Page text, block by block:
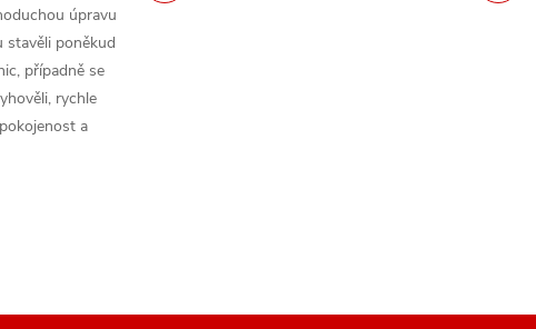
úpravu
stavěli poněkud
případně se
rychle
a